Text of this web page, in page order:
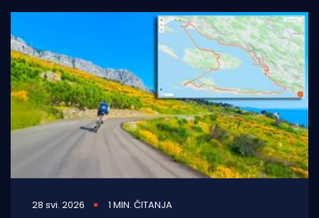
28 svi. 2026 1 MIN. ČITANJA